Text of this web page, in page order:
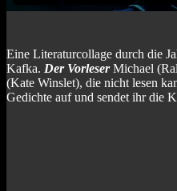
Eine Literaturcollage durch die
Kafka. Der VorleserMichael
(Kate Winslet), die nicht lesen
Gedichte auf und sendet ihr die